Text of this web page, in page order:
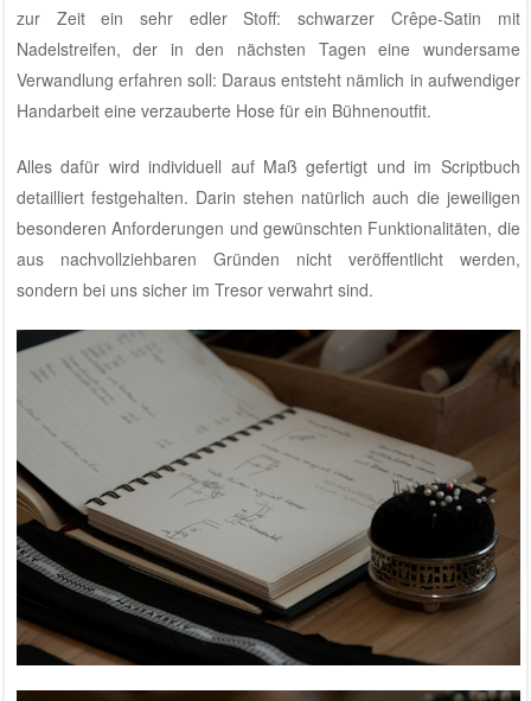
zur Zeit ein sehr edler Stoff: schwarzer Crêpe-Satin mit
Nadelstreifen, der in den nächsten Tagen eine wundersame
Verwandlung erfahren soll: Daraus entsteht nämlich in aufwendiger
Handarbeit eine verzauberte Hose für ein Bühnenoutfit.
Alles dafür wird individuell auf Maß gefertigt und im Scriptbuch
detailliert festgehalten. Darin stehen natürlich auch die jeweiligen
besonderen Anforderungen und gewünschten Funktionalitäten, die
aus nachvollziehbaren Gründen nicht veröffentlicht werden,
sondern bei uns sicher im Tresor verwahrt sind.